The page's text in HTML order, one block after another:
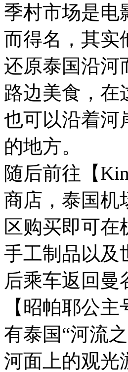
季村市场是电
而得名，其实
还原泰国沿河
路边美食，在
也可以沿着河
的地方。
随后前往【
商店，泰国机
区购买即可
手工制品以及
后乘车返回曼
【昭帕耶公
有泰国“河流
河面上的观光